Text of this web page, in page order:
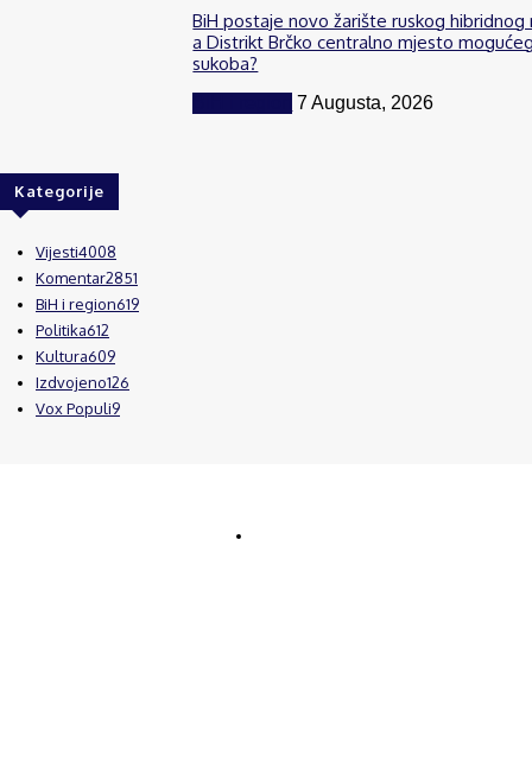
BiH postaje novo žarište ruskog hibridnog
a Distrikt Brčko centralno mjesto
sukoba?
7 Augusta, 2026
Kategorije
Vijesti4008
Komentar2851
BiH i region619
Politika612
Kultura609
Izdvojeno126
Vox Populi9